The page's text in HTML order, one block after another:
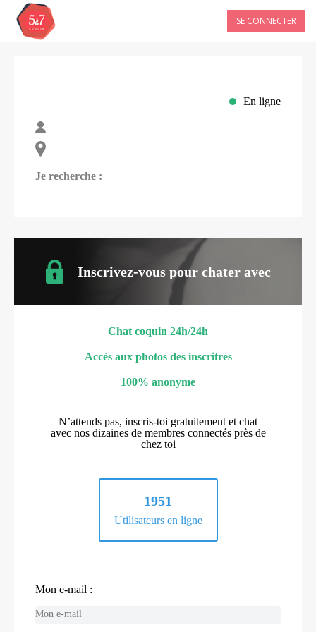
SE CONNECTER
En ligne
Je recherche :
Inscrivez-vous pour chater avec
Chat coquin 24h/24h
Accès aux photos des inscritres
100% anonyme
N’attends pas, inscris-toi gratuitement et chat
avec nos dizaines de membres connectés près de
chez toi
1951
Utilisateurs en ligne
Mon e-mail :